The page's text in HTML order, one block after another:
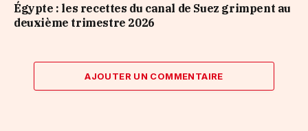
Égypte : les recettes du canal de Suez grimpent au
deuxième trimestre 2026
AJOUTER UN COMMENTAIRE